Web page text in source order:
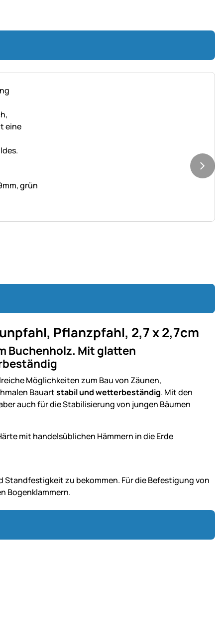
grün
Pflanzpfahl, 2,7 x 2,7cm
Buchenholz. Mit glatten
Möglichkeiten zum Bau von Zäunen,
Bauartstabil und wetterbeständig. Mit den
auch für die Stabilisierung von jungen Bäumen
mit handelsüblichen Hämmern in die Erde
Standfestigkeit zu bekommen. Für die Befestigung von
Bogenklammern.